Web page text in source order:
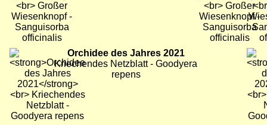
Bild
Orchidee des Jahres 2021
Kriechendes Netzblatt - Goodyera
repens
Bild